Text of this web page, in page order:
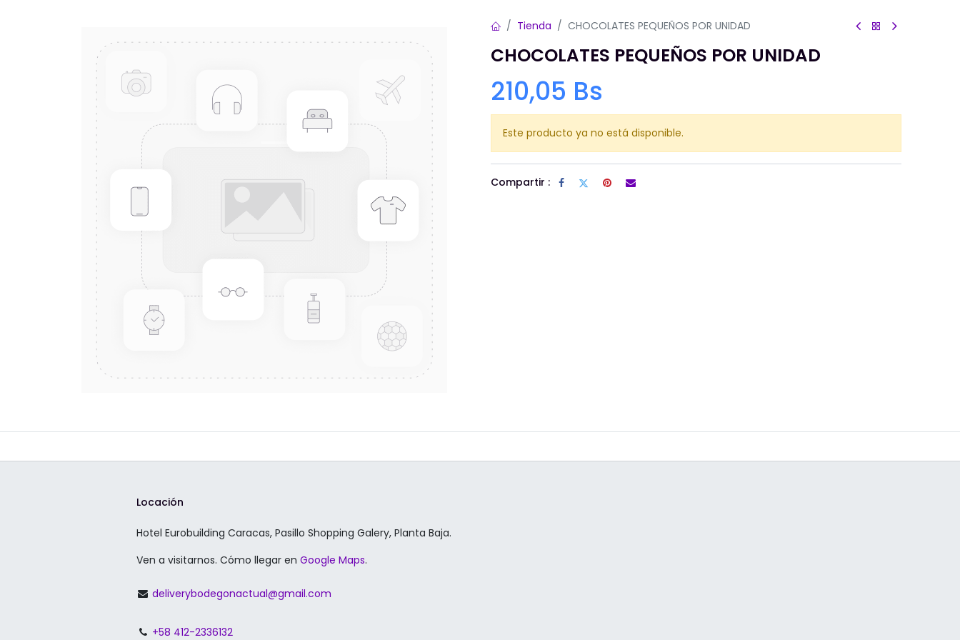
Tienda CHOCOLATES PEQUEÑOS POR UNIDAD
CHOCOLATES PEQUEÑOS POR UNIDAD
210,05 Bs
Este producto ya no está disponible.
Compartir :
Locación
Hotel Eurobuilding Caracas, Pasillo Shopping Galery, Planta Baja.
Ven a visitarnos. Cómo llegar enGoogle Maps.
deliverybodegonactual@gmail.com
+58 412-2336132